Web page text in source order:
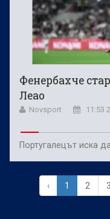
Фенербахче
Леао
Novsport 11:53
Португалецът иска
‹ 1 2 3